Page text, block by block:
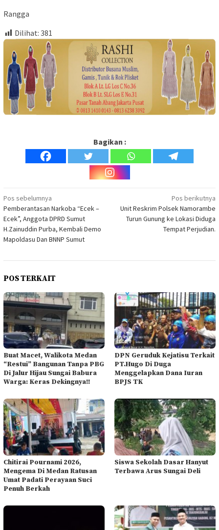
Rangga
Dilihat: 381
Bagikan :
Navigasi
pos
Pos sebelumnya
Pemberantasan Narkoba “Ecek –
Ecek”, Anggota DPRD Sumut
H.Zainuddin Purba, Kembali Demo
Mapoldasu Dan BNNP Sumut
Pos berikutnya
Unit Reskrim Polsek Namorambe
Turun Gunung ke Lokasi Diduga
Tempat Perjudian.
POS TERKAIT
Buat Macet, Walikota Medan
“Restui” Bangunan Tanpa PBG
Di Jalur Hijau Sungai Babura
Warga: Keras Dekingnya!!
DPN Geruduk Kejatisu Terkait
PT.Hugo Di Duga
Menggelapkan Dana Iuran
BPJS TK
Chitirai Pournami 2026,
Mengema Di Medan Ratusan
Umat Padati Perayaan Suci
Penuh Berkah
Siswa Sekolah Dasar Hanyut
Terbawa Arus Sungai Deli